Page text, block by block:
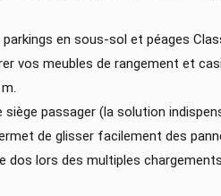
en sous-sol et péages
vos meubles de rangement et
siège passager (la solution
de glisser facilement des
dos lors des multiples